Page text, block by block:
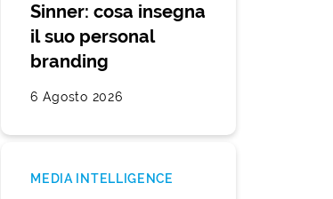
Sinner: cosa insegna
il suo personal
branding
6 Agosto 2026
MEDIA INTELLIGENCE